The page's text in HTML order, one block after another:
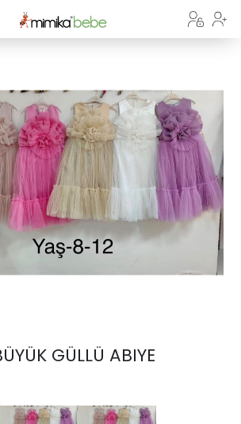
GÜLLÜ ABIYE